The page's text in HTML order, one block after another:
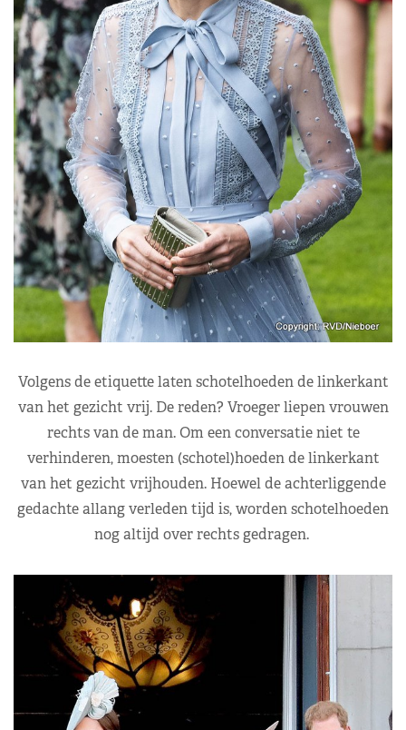
Volgens de etiquette laten schotelhoeden de linkerkant
van het gezicht vrij. De reden? Vroeger liepen vrouwen
rechts van de man. Om een conversatie niet te
verhinderen, moesten (schotel)hoeden de linkerkant
van het gezicht vrijhouden. Hoewel de achterliggende
gedachte allang verleden tijd is, worden schotelhoeden
nog altijd over rechts gedragen.